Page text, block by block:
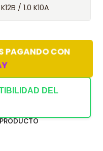
/ 1.0 K10A
PAGANDO CON
DEL